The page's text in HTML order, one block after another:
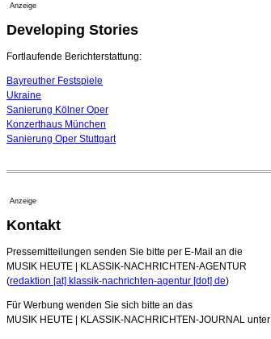
Anzeige
Developing Stories
Fortlaufende Berichterstattung:
Bayreuther Festspiele
Ukraine
Sanierung Kölner Oper
Konzerthaus München
Sanierung Oper Stuttgart
Anzeige
Kontakt
Pressemitteilungen senden Sie bitte per E-Mail an die
MUSIK HEUTE | KLASSIK-NACHRICHTEN-AGENTUR
(redaktion [at] klassik-nachrichten-agentur [dot] de)
Für Werbung wenden Sie sich bitte an das
MUSIK HEUTE | KLASSIK-NACHRICHTEN-JOURNAL unter